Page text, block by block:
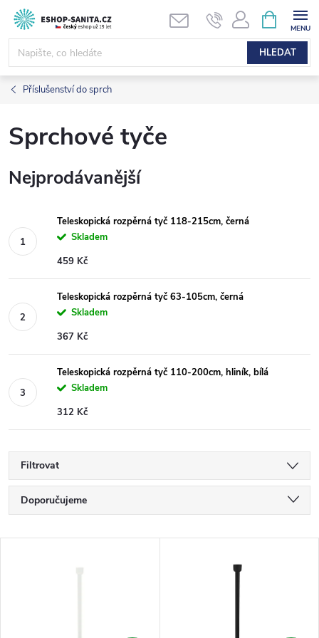
Přejít
obsah
HLEDAT
NÁKUPNÍ
KOŠÍK
Příslušenství do sprch
Sprchové tyče
Nejprodávanější
Teleskopická rozpěrná tyč 118-215cm, černá
Skladem
459 Kč
Teleskopická rozpěrná tyč 63-105cm, černá
Skladem
367 Kč
Teleskopická rozpěrná tyč 110-200cm, hliník, bílá
Skladem
312 Kč
Filtrovat
Ř
a
Doporučujeme